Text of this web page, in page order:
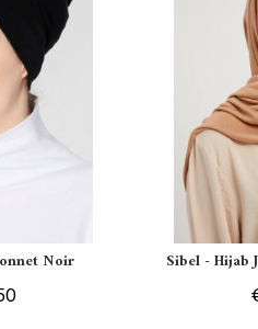
Noir Sibel - Hijab